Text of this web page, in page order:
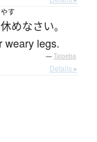
やす
休めなさい。
weary legs.
— Tatoeba
Details ▸